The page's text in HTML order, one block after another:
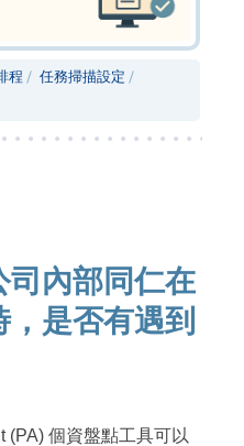
程
任務掃描設定
司內部同仁在
是否有遇到
(PA) 個資盤點工具可以